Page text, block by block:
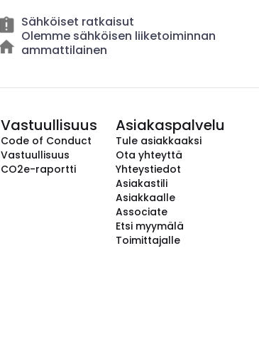
Sähköiset ratkaisut
Olemme sähköisen liiketoiminnan
ammattilainen
Vastuullisuus
Code of Conduct
Vastuullisuus
CO2e-raportti
Asiakaspalvelu
Tule asiakkaaksi
Ota yhteyttä
Yhteystiedot
Asiakastili
Asiakkaalle
Associate
Etsi myymälä
Toimittajalle